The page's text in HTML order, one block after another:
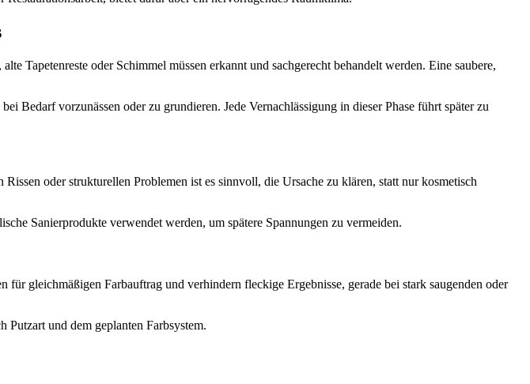
Tapetenreste oder Schimmel müssen erkannt und sachgerecht behandelt werden. Eine saubere,
Bedarf vorzunässen oder zu grundieren. Jede Vernachlässigung in dieser Phase führt später zu
oder strukturellen Problemen ist es sinnvoll, die Ursache zu klären, statt nur kosmetisch
Sanierprodukte verwendet werden, um spätere Spannungen zu vermeiden.
gleichmäßigen Farbauftrag und verhindern fleckige Ergebnisse, gerade bei stark saugenden oder
und dem geplanten Farbsystem.